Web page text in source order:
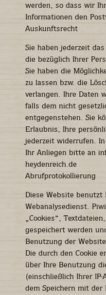
werden, so dass wir
Informationen den
Auskunftsrecht
Sie haben jederzeit
die bezüglich Ihrer
Sie haben die
zu lassen bzw. die
verlangen. Ihre Daten
falls dem nicht
entgegenstehen. Sie
Erlaubnis, Ihre
jederzeit widerrufen.
Ihr Anliegen bitte an
heydenreich.de
Abrufprotokollierung
Diese Website benutzt
Webanalysedienst.
„Cookies“,
gespeichert werden
Benutzung der
Die durch den Cookie
über Ihre Benutzung
(einschließlich Ihrer
dem Speichern mit der